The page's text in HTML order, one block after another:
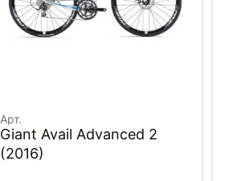
Арт.
Giant Avail Advanced 2
(2016)